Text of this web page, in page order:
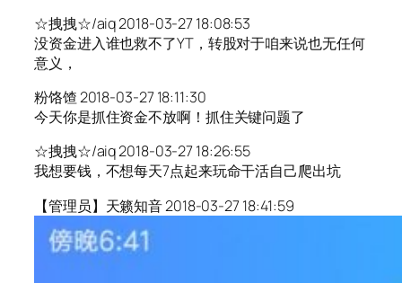
☆拽拽☆/aiq 2018-03-27 18:08:53
没资金进入谁也救不了YT，转股对于咱来说也无任何
意义，
粉饹馇 2018-03-27 18:11:30
今天你是抓住资金不放啊！抓住关键问题了
☆拽拽☆/aiq 2018-03-27 18:26:55
我想要钱，不想每天7点起来玩命干活自己爬出坑
【管理员】天籁知音 2018-03-27 18:41:59